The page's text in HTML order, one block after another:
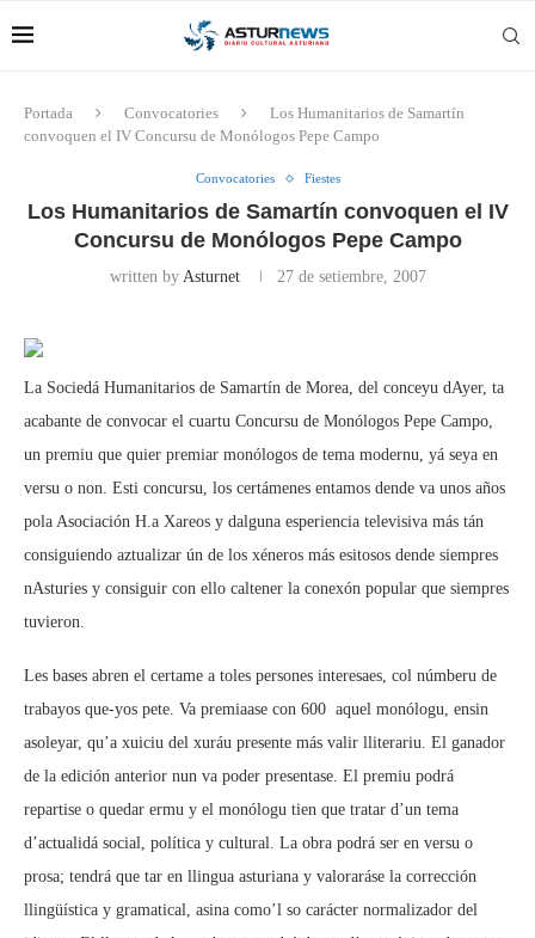
Portada Convocatories
Los Humanitarios de Samartín
convoquen el IV Concursu de Monólogos Pepe Campo
Convocatories Fiestes
Los Humanitarios de Samartín convoquen el IV
Concursu de Monólogos Pepe Campo
written by Asturnet 27 de setiembre, 2007
La Sociedá Humanitarios de Samartín de Morea, del conceyu dAyer, ta
acabante de convocar el cuartu Concursu de Monólogos Pepe Campo,
un premiu que quier premiar monólogos de tema modernu, yá seya en
versu o non. Esti concursu, los certámenes entamos dende va unos años
pola Asociación H.a Xareos y dalguna esperiencia televisiva más tán
consiguiendo aztualizar ún de los xéneros más esitosos dende siempres
nAsturies y consiguir con ello caltener la conexón popular que siempres
tuvieron.
Les bases abren el certame a toles persones interesaes, col númberu de
trabayos que-yos pete. Va premiaase con 600  aquel monólogu, ensin
asoleyar, qu’a xuiciu del xuráu presente más valir lliterariu. El ganador
de la edición anterior nun va poder presentase. El premiu podrá
repartise o quedar ermu y el monólogu tien que tratar d’un tema
d’actualidá social, política y cultural. La obra podrá ser en versu o
prosa; tendrá que tar en llingua asturiana y valoraráse la corrección
llingüística y gramatical, asina como’l so carácter normalizador del